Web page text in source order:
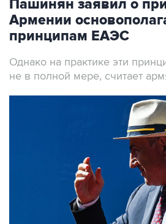
Пашинян заявил о
Армении
принципам ЕАЭС
Однако на практике эти
не в полной мере, считает